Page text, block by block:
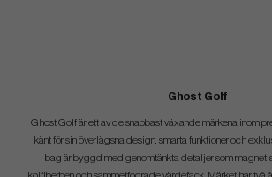
Ghost Golf
Ghost Golf är ett av de snabbast växande märkena inom
känt för sin överlägsna design, smarta funktioner och
bag är byggd med genomtänkta detaljer som